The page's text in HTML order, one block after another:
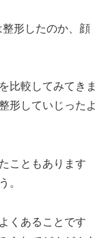
形したのか、顔
比較してみてきま
形していじったよ
こともあります
。
くあることです